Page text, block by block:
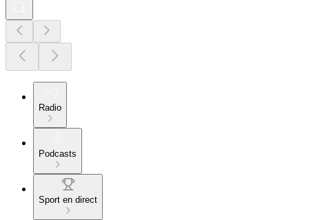
Radio
Podcasts
Sport en direct